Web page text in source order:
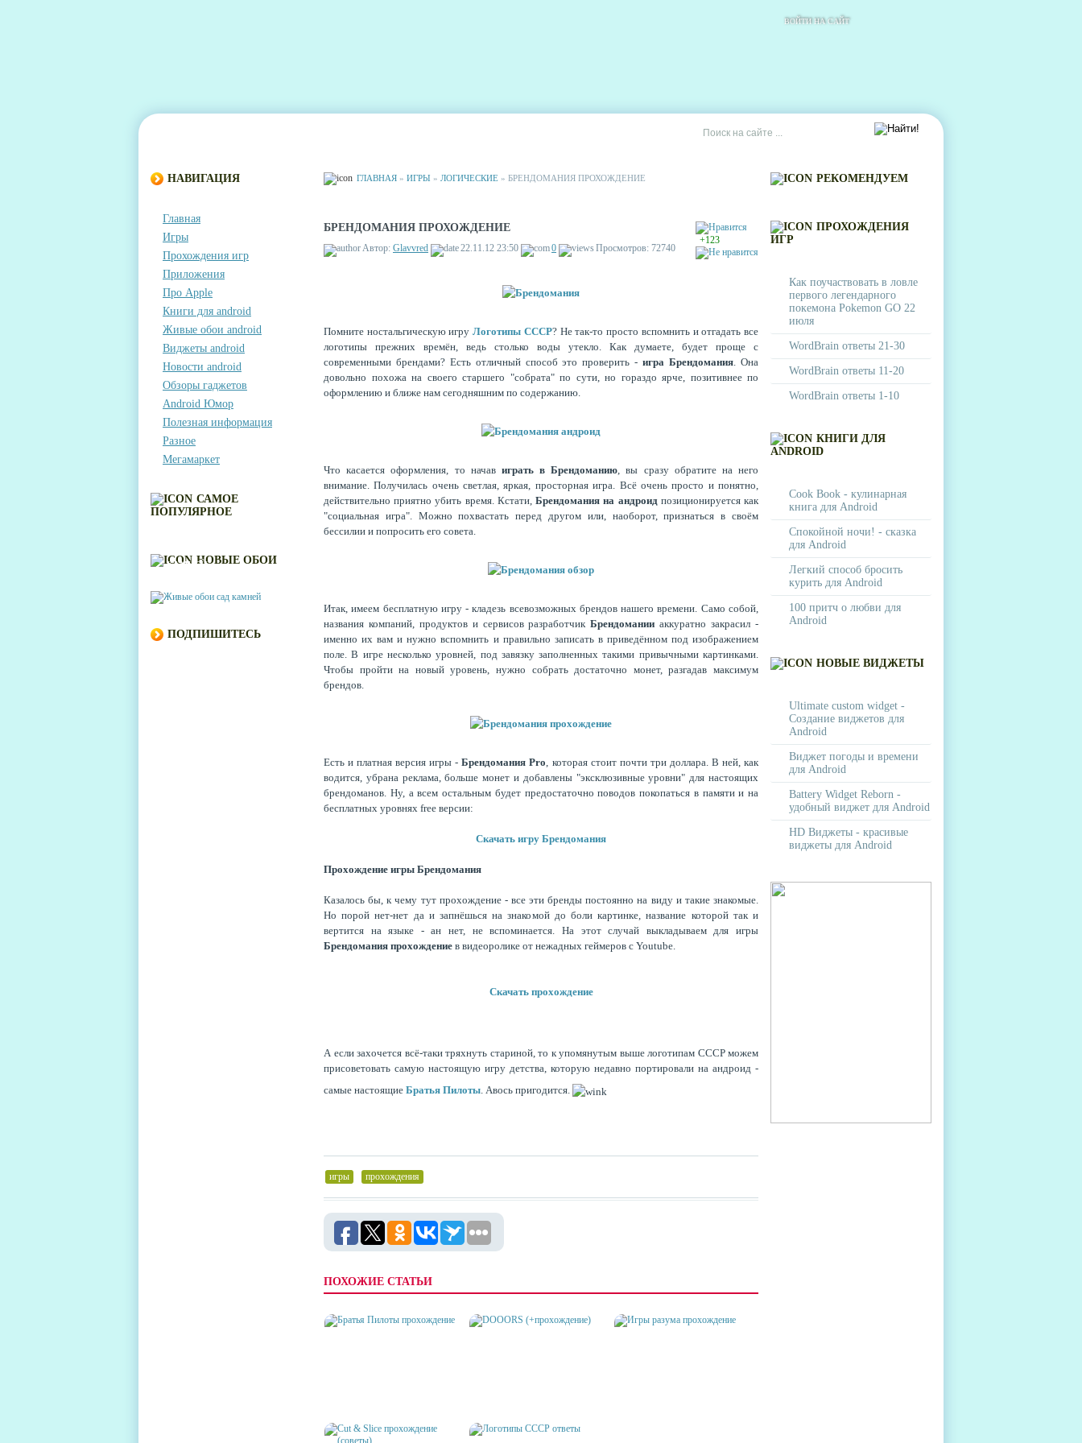
ВОЙТИ НА САЙТ
НАВИГАЦИЯ
Главная
Игры
Прохождения игр
Приложения
Про Apple
Книги для android
Живые обои android
Виджеты android
Новости android
Обзоры гаджетов
Android Юмор
Полезная информация
Разное
Мегамаркет
САМОЕ
ПОПУЛЯРНОЕ
НОВЫЕ ОБОИ
КАМНЕЙ
ПОДПИШИТЕСЬ
ГЛАВНАЯ » ИГРЫ » ЛОГИЧЕСКИЕ » БРЕНДОМАНИЯ ПРОХОЖДЕНИЕ
+123
БРЕНДОМАНИЯ ПРОХОЖДЕНИЕ
Автор: Glavvred 22.11.12 23:50 0 Просмотров: 72740
Помните ностальгическую игруЛоготипы СССР? Не так-то просто вспомнить и отгадать все
логотипы прежних времён, ведь столько воды утекло. Как думаете, будет проще с
современными брендами? Есть отличный способ это проверить -игра Брендомания. Она
довольно похожа на своего старшего "собрата" по сути, но гораздо ярче, позитивнее по
оформлению и ближе нам сегодняшним по содержанию.
Что касается оформления, то начав играть в Брендоманию, вы сразу обратите на него
внимание. Получилась очень светлая, яркая, просторная игра. Всё очень просто и понятно,
действительно приятно убить время. Кстати,Брендомания на андроидпозиционируется как
"социальная игра". Можно похвастать перед другом или, наоборот, признаться в своём
бессилии и попросить его совета.
Итак, имеем бесплатную игру - кладезь всевозможных брендов нашего времени. Само собой,
названия компаний, продуктов и сервисов разработчикБрендоманииаккуратно закрасил -
именно их вам и нужно вспомнить и правильно записать в приведённом под изображением
поле. В игре несколько уровней, под завязку заполненных такими привычными картинками.
Чтобы пройти на новый уровень, нужно собрать достаточно монет, разгадав максимум
брендов.
Есть и платная версия игры -Брендомания Pro, которая стоит почти три доллара. В ней, как
водится, убрана реклама, больше монет и добавлены "эксклюзивные уровни" для настоящих
брендоманов. Ну, а всем остальным будет предостаточно поводов покопаться в памяти и на
бесплатных уровнях free версии:
Скачать игру Брендомания
Прохождение игры Брендомания
Казалось бы, к чему тут прохождение - все эти бренды постоянно на виду и такие знакомые.
Но порой нет-нет да и запнёшься на знакомой до боли картинке, название которой так и
вертится на языке - ан нет, не вспоминается. На этот случай выкладываем для игры
Брендомания прохождение в видеоролике от нежадных геймеров с Youtube.
Скачать прохождение
А если захочется всё-таки тряхнуть стариной, то к упомянутым выше логотипам СССР можем
присоветовать самую настоящую игру детства, которую недавно портировали на андроид -
самые настоящие Братья Пилоты. Авось пригодится.
игры прохождения
ПОХОЖИЕ СТАТЬИ
РЕКОМЕНДУЕМ
ПРОХОЖДЕНИЯ
ИГР
Как поучаствовать в ловле
первого легендарного
покемона Pokemon GO 22
июля
WordBrain ответы 21-30
WordBrain ответы 11-20
WordBrain ответы 1-10
КНИГИ ДЛЯ
ANDROID
Cook Book - кулинарная
книга для Android
Спокойной ночи! - сказка
для Android
Легкий способ бросить
курить для Android
100 притч о любви для
Android
НОВЫЕ ВИДЖЕТЫ
Ultimate custom widget -
Создание виджетов для
Android
Виджет погоды и времени
для Android
Battery Widget Reborn -
удобный виджет для Android
HD Виджеты - красивые
виджеты для Android